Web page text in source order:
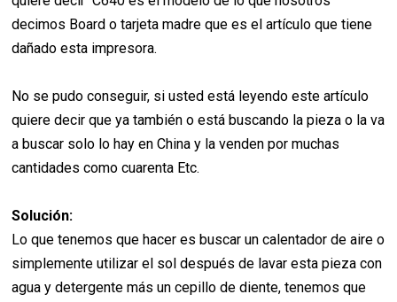
decimos Board o tarjeta madre que es el artículo que tiene
dañado esta impresora.
No se pudo conseguir, si usted está leyendo este artículo
quiere decir que ya también o está buscando la pieza o la va
a buscar solo lo hay en China y la venden por muchas
cantidades como cuarenta Etc.
Solución:
Lo que tenemos que hacer es buscar un calentador de aire o
simplemente utilizar el sol después de lavar esta pieza con
agua y detergente más un cepillo de diente, tenemos que